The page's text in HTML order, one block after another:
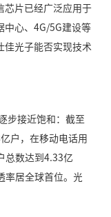
片已经广泛应用于
中心、4G/5G建设等
佳光子能否实现技术
步接近饱和：截至
户，在移动电话用
总数达到4.33亿
率居全球首位。光